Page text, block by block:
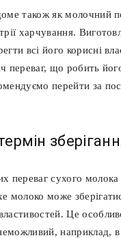
також як молочний
харчування.
всі його корисні
переваг, що робить
перейти за
переваг сухого
молоко може
Це
наприклад, в